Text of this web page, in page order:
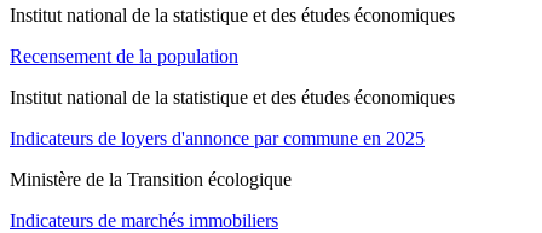
Institut national de la statistique et des études économiques
Recensement de la population
Institut national de la statistique et des études économiques
Indicateurs de loyers d'annonce par commune en 2025
Ministère de la Transition écologique
Indicateurs de marchés immobiliers